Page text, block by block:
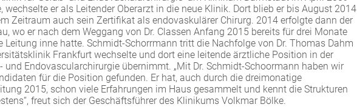
wechselte er als Leitender Oberarzt in die neue Klinik. Dort blieb er bis August 2014
Zeitraum auch sein Zertifikat als endovaskulärer Chirurg. 2014 erfolgte dann der
wo er nach dem Weggang von Dr. Classen Anfang 2015 bereits für drei Monate
Leitung inne hatte. Schmidt-Schorrmann tritt die Nachfolge von Dr. Thomas Dahm
Frankfurt wechselte und dort eine leitende ärztliche Position in der
und Endovascularchirurgie übernimmt. „Mit Dr. Schmidt-Schoormann haben wir
für die Position gefunden. Er hat, auch durch die dreimonatige
2015, schon viele Erfahrungen im Haus gesammelt und kennt die Strukturen
freut sich der Geschäftsführer des Klinikums Volkmar Bölke.